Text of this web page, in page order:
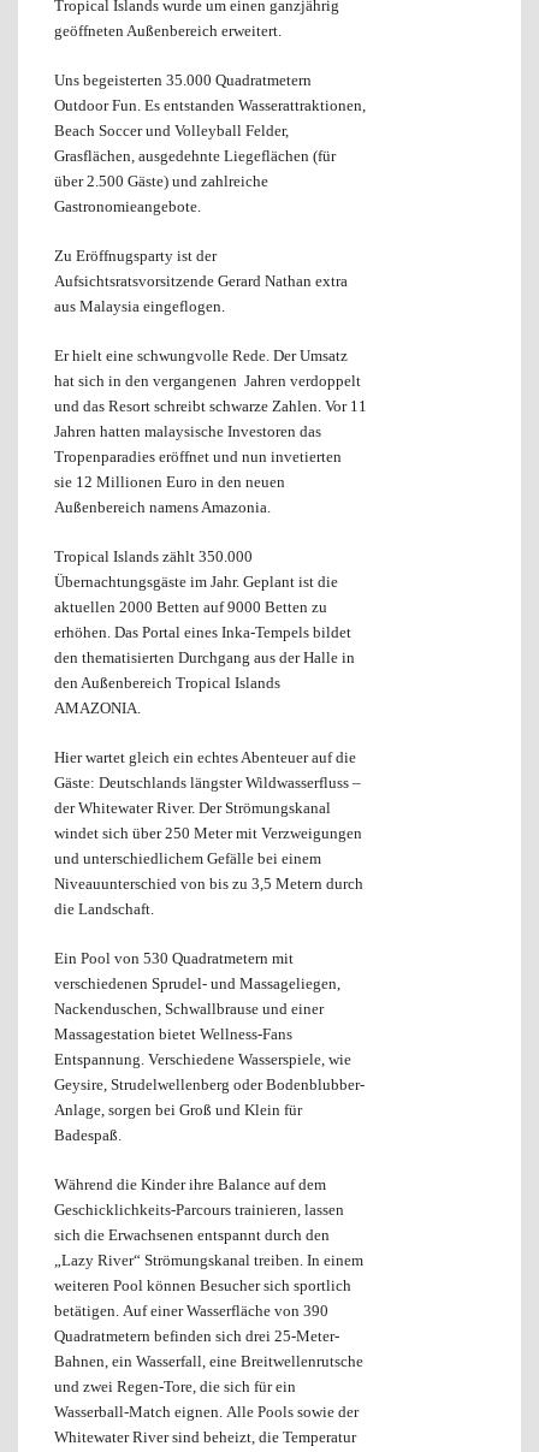
Tropical Islands wurde um einen ganzjährig
geöffneten Außenbereich erweitert.
Uns begeisterten 35.000 Quadratmetern
Outdoor Fun. Es entstanden Wasserattraktionen,
Beach Soccer und Volleyball Felder,
Grasflächen, ausgedehnte Liegeflächen (für
über 2.500 Gäste) und zahlreiche
Gastronomieangebote.
Zu Eröffnugsparty ist der
Aufsichtsratsvorsitzende Gerard Nathan extra
aus Malaysia eingeflogen.
Er hielt eine schwungvolle Rede. Der Umsatz
hat sich in den vergangenen Jahren verdoppelt
und das Resort schreibt schwarze Zahlen. Vor 11
Jahren hatten malaysische Investoren das
Tropenparadies eröffnet und nun invetierten
sie 12 Millionen Euro in den neuen
Außenbereich namens Amazonia.
Tropical Islands zählt 350.000
Übernachtungsgäste im Jahr. Geplant ist die
aktuellen 2000 Betten auf 9000 Betten zu
erhöhen. Das Portal eines Inka-Tempels bildet
den thematisierten Durchgang aus der Halle in
den Außenbereich Tropical Islands
AMAZONIA.
Hier wartet gleich ein echtes Abenteuer auf die
Gäste: Deutschlands längster Wildwasserfluss –
der Whitewater River. Der Strömungskanal
windet sich über 250 Meter mit Verzweigungen
und unterschiedlichem Gefälle bei einem
Niveauunterschied von bis zu 3,5 Metern durch
die Landschaft.
Ein Pool von 530 Quadratmetern mit
verschiedenen Sprudel- und Massageliegen,
Nackenduschen, Schwallbrause und einer
Massagestation bietet Wellness-Fans
Entspannung. Verschiedene Wasserspiele, wie
Geysire, Strudelwellenberg oder Bodenblubber-
Anlage, sorgen bei Groß und Klein für
Badespaß.
Während die Kinder ihre Balance auf dem
Geschicklichkeits-Parcours trainieren, lassen
sich die Erwachsenen entspannt durch den
„Lazy River“ Strömungskanal treiben. In einem
weiteren Pool können Besucher sich sportlich
betätigen. Auf einer Wasserfläche von 390
Quadratmetern befinden sich drei 25-Meter-
Bahnen, ein Wasserfall, eine Breitwellenrutsche
und zwei Regen-Tore, die sich für ein
Wasserball-Match eignen. Alle Pools sowie der
Whitewater River sind beheizt, die Temperatur